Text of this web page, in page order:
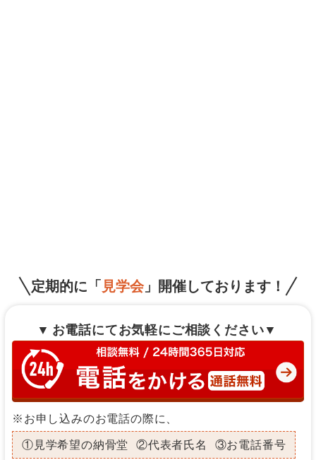
定期的に「 見学会」開催しております！
お電話にてお気軽にご相談ください
※お申し込みのお電話の際に、
①見学希望の納骨堂 ②代表者氏名 ③お電話番号